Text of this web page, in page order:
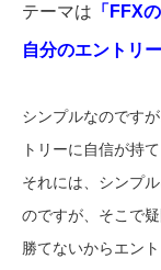
テーマは 「FFX
自分のエントリ
シンプルなのです
トリーに自信が持
それには、シンプ
のですが、そこで
勝てないからエン